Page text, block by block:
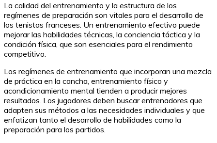
La calidad del entrenamiento y la estructura de los
regímenes de preparación son vitales para el desarrollo de
los tenistas franceses. Un entrenamiento efectivo puede
mejorar las habilidades técnicas, la conciencia táctica y la
condición física, que son esenciales para el rendimiento
competitivo.
Los regímenes de entrenamiento que incorporan una mezcla
de práctica en la cancha, entrenamiento físico y
acondicionamiento mental tienden a producir mejores
resultados. Los jugadores deben buscar entrenadores que
adapten sus métodos a las necesidades individuales y que
enfatizan tanto el desarrollo de habilidades como la
preparación para los partidos.